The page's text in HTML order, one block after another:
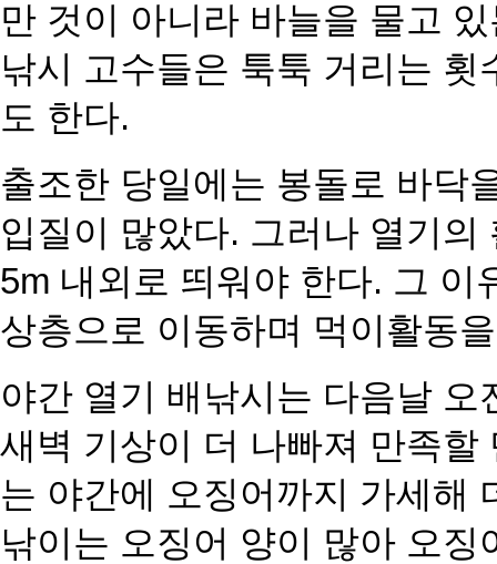
만 것이 아니라 바늘을 물고
낚시 고수들은 툭툭 거리는
도 한다.
출조한 당일에는 봉돌로 바닥
입질이 많았다. 그러나 열기
5m 내외로 띄워야 한다. 그
상층으로 이동하며 먹이활동
야간 열기 배낚시는 다음날
새벽 기상이 더 나빠져 만족
는 야간에 오징어까지 가세해
낚이는 오징어 양이 많아 오